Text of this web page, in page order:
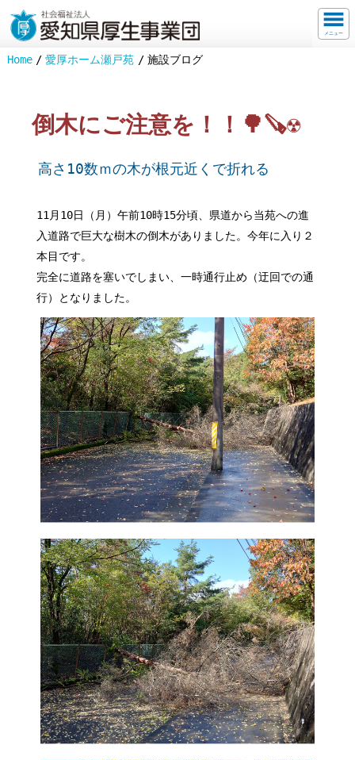
メニュー
Home 愛厚ホーム瀬戸苑 施設ブログ
倒木にご注意を！！🌳🪚☢️
高さ10数ｍの木が根元近くで折れる
11月10日（月）午前10時15分頃、県道から当苑への進
入道路で巨大な樹木の倒木がありました。今年に入り２
本目です。
完全に道路を塞いでしまい、一時通行止め（迂回での通
行）となりました。